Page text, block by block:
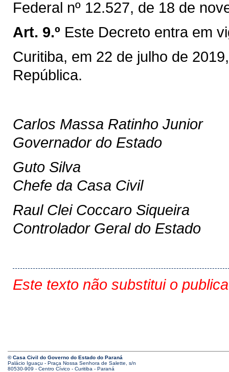
Federal nº 12.527, de 18 de
Art. 9.º Este Decreto entra em
Curitiba, em 22 de julho de
República.
Carlos Massa Ratinho Junior
Governador do Estado
Guto Silva
Chefe da Casa Civil
Raul Clei Coccaro Siqueira
Controlador Geral do Estado
Este texto não substitui o
© Casa Civil do Governo do Estado do Paraná
Palácio Iguaçu - Praça Nossa Senhora de Salette, s/n
80530-909 - Centro Cívico - Curitiba - Paraná